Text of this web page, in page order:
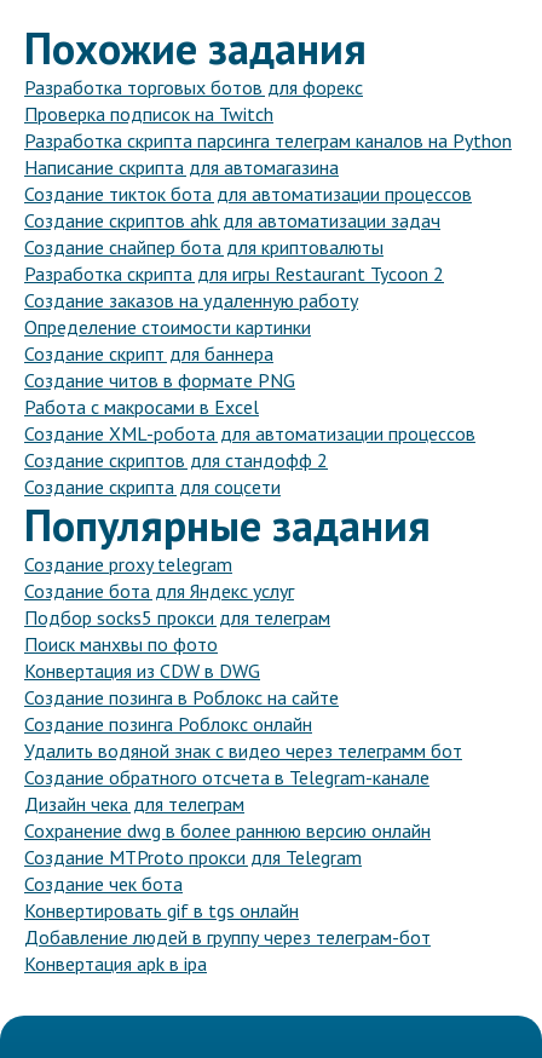
Похожие задания
Разработка торговых ботов для форекс
Проверка подписок на Twitch
Разработка скрипта парсинга телеграм каналов на Python
Написание скрипта для автомагазина
Создание тикток бота для автоматизации процессов
Создание скриптов ahk для автоматизации задач
Создание снайпер бота для криптовалюты
Разработка скрипта для игры Restaurant Tycoon 2
Создание заказов на удаленную работу
Определение стоимости картинки
Создание скрипт для баннера
Создание читов в формате PNG
Работа с макросами в Excel
Создание XML-робота для автоматизации процессов
Создание скриптов для стандофф 2
Создание скрипта для соцсети
Популярные задания
Создание proxy telegram
Создание бота для Яндекс услуг
Подбор socks5 прокси для телеграм
Поиск манхвы по фото
Конвертация из CDW в DWG
Создание позинга в Роблокс на сайте
Создание позинга Роблокс онлайн
Удалить водяной знак с видео через телеграмм бот
Создание обратного отсчета в Telegram-канале
Дизайн чека для телеграм
Сохранение dwg в более раннюю версию онлайн
Создание MTProto прокси для Telegram
Создание чек бота
Конвертировать gif в tgs онлайн
Добавление людей в группу через телеграм-бот
Конвертация apk в ipa